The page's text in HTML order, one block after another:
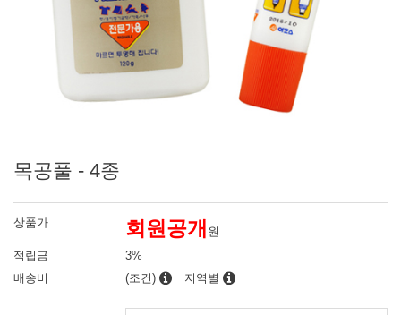
목공풀 - 4종
상품가 회원공개 원
적립금
3%
배송비
(조건) 지역별